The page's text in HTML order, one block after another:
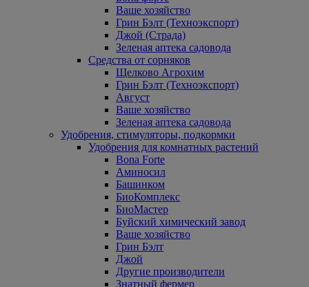
Ваше хозяйство
Грин Бэлт (Техноэкспорт)
Джой (Страда)
Зеленая аптека садовода
Средства от сорняков
Щелково Агрохим
Грин Бэлт (Техноэкспорт)
Август
Ваше хозяйство
Зеленая аптека садовода
Удобрения, стимуляторы, подкормки
Удобрения для комнатных растений
Bona Forte
Аминосил
Башинком
БиоКомплекс
БиоМастер
Буйский химический завод
Ваше хозяйство
Грин Бэлт
Джой
Другие производители
Знатный фермер